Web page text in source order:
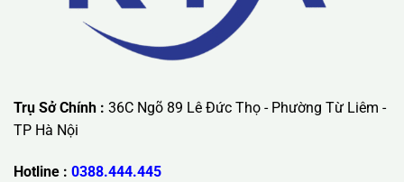
mãi ưu đãi có giá trị lớn nhất.